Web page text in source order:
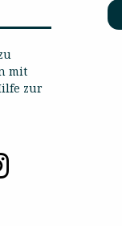
mit
zur